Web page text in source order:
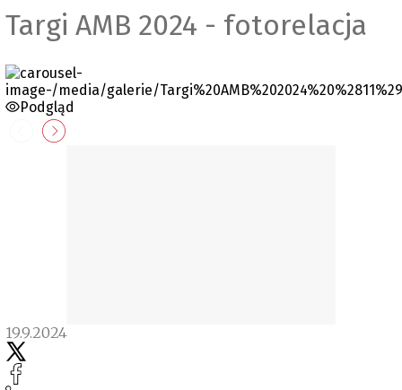
Targi AMB 2024 - fotorelacja
Podgląd
19.9.2024